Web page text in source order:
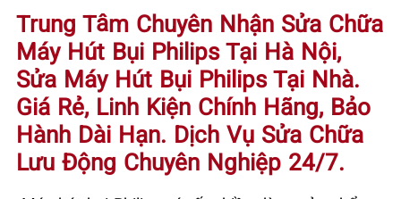
Trung Tâm Chuyên Nhận Sửa Chữa
Máy Hút Bụi Philips Tại Hà Nội,
Sửa Máy Hút Bụi Philips Tại Nhà.
Giá Rẻ, Linh Kiện Chính Hãng, Bảo
Hành Dài Hạn. Dịch Vụ Sửa Chữa
Lưu Động Chuyên Nghiệp 24/7.